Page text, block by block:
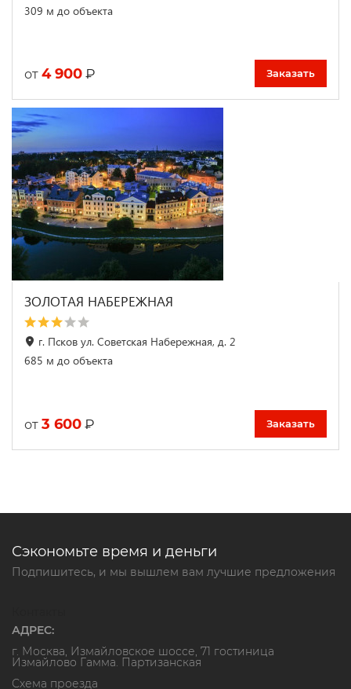
309 м до объекта
от 4 900 ₽ Заказать
ЗОЛОТАЯ НАБЕРЕЖНАЯ
г. Псков ул. Советская Набережная, д. 2
685 м до объекта
от 3 600 ₽ Заказать
Сэкономьте время и деньги
Подпишитесь, и мы вышлем вам лучшие предложения
АДРЕС:
г. Москва, Измайловское шоссе, 71 гостиница
Измайлово Гамма. Партизанская
Схема проезда